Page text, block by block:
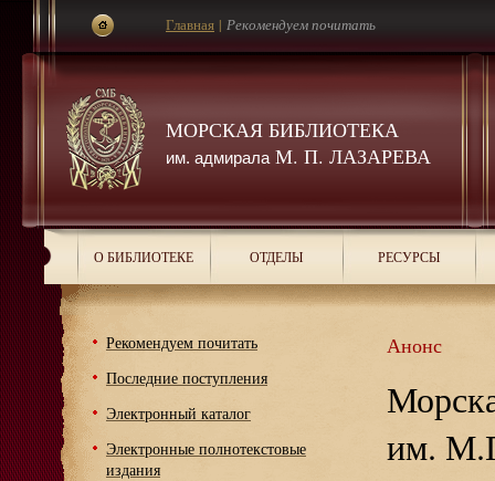
МОРСКАЯ БИБЛИОТЕКА
им. адмиралаМ. П. ЛАЗАРЕВА
Главная | Рекомендуем почитать
О БИБЛИОТЕКЕ ОТДЕЛЫ РЕСУРСЫ
Рекомендуем почитать
Последние поступления
Электронный каталог
Электронные полнотекстовые
издания
Анонс
им.